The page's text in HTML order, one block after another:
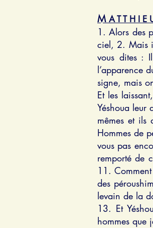
M A T T H I E
1. Alors des
ciel, 2. Mais
vous dites :
l’apparence
signe, mais
Et les
Yéshoua leur
mêmes et ils
Hommes de
vous pas
remporté de
11.
des
levain de la
13. Et
hommes que